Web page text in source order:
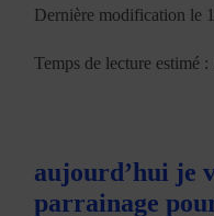
Dernière modification le
Temps de lecture estimé
aujourd’hui je
parrainage